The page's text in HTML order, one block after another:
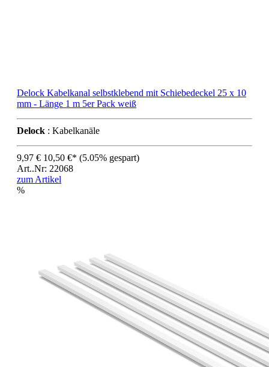
Delock Kabelkanal selbstklebend mit Schiebedeckel 25 x 10
mm - Länge 1 m 5er Pack weiß
Delock : Kabelkanäle
9,97 € 10,50 €* (5.05% gespart)
Art..Nr: 22068
zum Artikel
%